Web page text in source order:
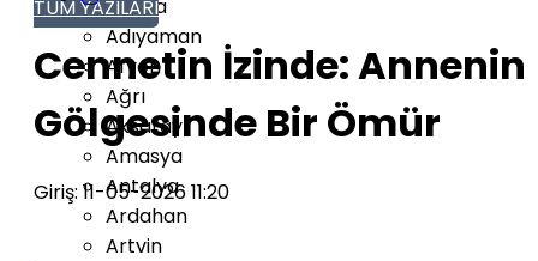
Adana
Adıyaman
Afyon
Ağrı
Aksaray
Amasya
Antalya
Ardahan
Artvin
TÜM YAZILARI
Cennetin İzinde: Annenin
Gölgesinde Bir Ömür
Giriş: 11-05-2026 11:20